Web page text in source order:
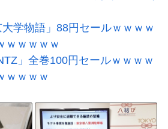
大学物語」88円セールｗｗｗｗ
ｗｗｗｗｗ
」全巻100円セールｗｗｗｗ
ｗｗｗｗ